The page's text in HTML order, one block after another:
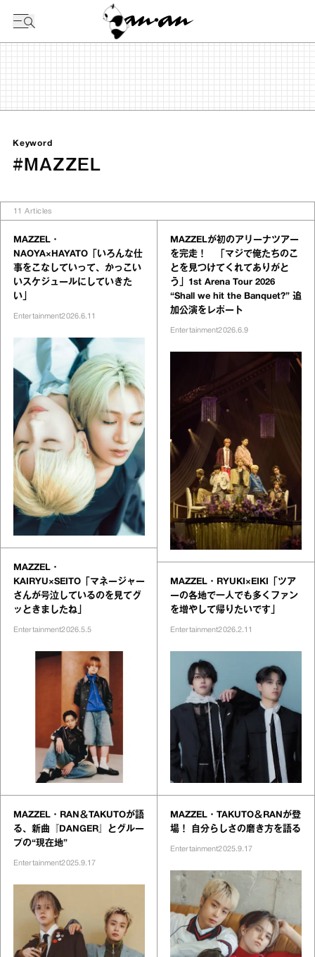
Keyword
#MAZZEL
11 Articles
MAZZEL・
NAOYA×HAYATO「いろんな仕
事をこなしていって、かっこい
いスケジュールにしていきた
い」
Entertainment2026.6.11
MAZZEL・
KAIRYU×SEITO「マネージャー
さんが号泣しているのを見てグ
ッときましたね」
Entertainment2026.5.5
MAZZEL・RAN＆TAKUTOが語
る、新曲『DANGER』とグルー
プの“現在地”
Entertainment2025.9.17
MAZZELが初のアリーナツアー
を完走！ 「マジで俺たちのこ
とを見つけてくれてありがと
う」1st Arena Tour 2026
“Shall we hit the Banquet?” 追
加公演をレポート
Entertainment2026.6.9
MAZZEL・RYUKI×EIKI「ツア
ーの各地で一人でも多くファン
を増やして帰りたいです」
Entertainment2026.2.11
MAZZEL・TAKUTO＆RANが登
場！ 自分らしさの磨き方を語る
Entertainment2025.9.17